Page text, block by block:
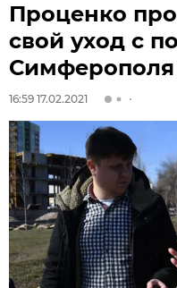
Проценко
свой уход с
Симферополя
16:59 17.02.2021